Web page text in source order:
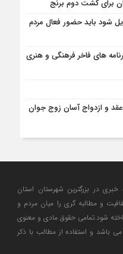
شود باید حضور فعال مردم
های فاخر فرهنگی و هنری
و ازدواج آسان زوج جوان
خبری در بزرگترین شهرستان استان
و مطالبه گری را میان مردم و
شود.تمامی حقوق مادی و معنوی
باشد و استفاده از مطالب با ذکر